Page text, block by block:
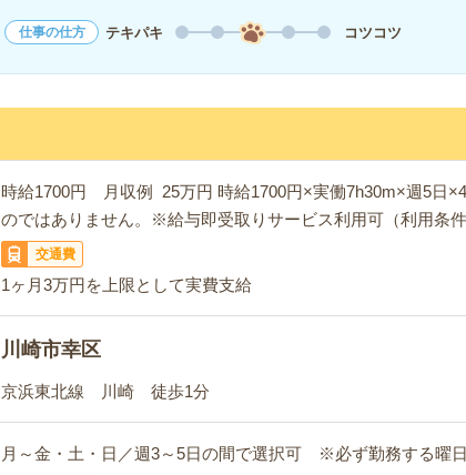
仕事の仕方 テキパキ コツコツ
時給1700円 月収例 25万円 時給1700円×実働7h30m×週5日
のではありません。※給与即受取りサービス利用可（利用条
交通費
1ヶ月3万円を上限として実費支給
川崎市幸区
京浜東北線 川崎 徒歩1分
月～金・土・日／週3～5日の間で選択可 ※必ず勤務する曜